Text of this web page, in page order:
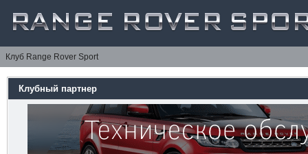
Клуб Range Rover Sport
Клубный партнер